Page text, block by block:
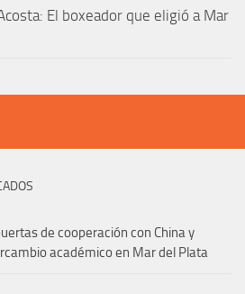
El boxeador que eligió a Mar
de cooperación con China y
académico en Mar del Plata